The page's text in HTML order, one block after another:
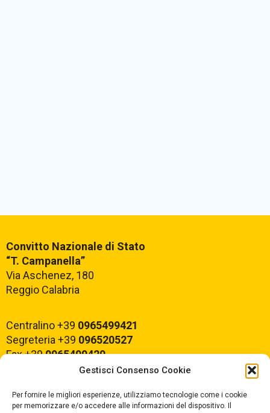
Gestisci Consenso Cookie
Per fornire le migliori esperienze, utilizziamo tecnologie come i cookie
per memorizzare e/o accedere alle informazioni del dispositivo. Il
Convitto Nazionale di Stato
“T. Campanella”
Via Aschenez, 180
Reggio Calabria
Centralino +39 0965499421
Segreteria +39 096520527
Fax +390965499420
E-mail: rcvc010005@istruzione.it
PEC:rcvc010005@pec.istruzione.it